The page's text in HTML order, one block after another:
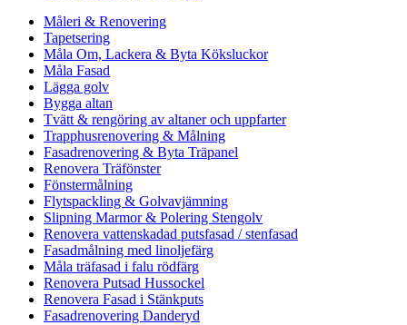
Måleri & Renovering
Tapetsering
Måla Om, Lackera & Byta Köksluckor
Måla Fasad
Lägga golv
Bygga altan
Tvätt & rengöring av altaner och uppfarter
Trapphusrenovering & Målning
Fasadrenovering & Byta Träpanel
Renovera Träfönster
Fönstermålning
Flytspackling & Golvavjämning
Slipning Marmor & Polering Stengolv
Renovera vattenskadad putsfasad / stenfasad
Fasadmålning med linoljefärg
Måla träfasad i falu rödfärg
Renovera Putsad Hussockel
Renovera Fasad i Stänkputs
Fasadrenovering Danderyd